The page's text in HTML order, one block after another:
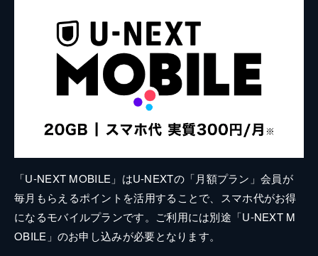
「U-NEXT MOBILE」はU-NEXTの「月額プラン」会員が
毎月もらえるポイントを活用することで、スマホ代がお得
になるモバイルプランです。ご利用には別途「U-NEXT M
OBILE」のお申し込みが必要となります。